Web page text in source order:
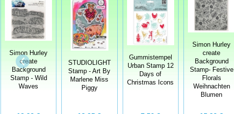
Simon Hurley
create
Background
Stamp - Wild
Waves
STUDIOLIGHT
Stamp - Art By
Marlene Miss
Piggy
Gummistempel
Urban Stamp 12
Days of
Christmas Icons
Simon Hurley
create
Background
Stamp- Festive
Florals
Weihnachten
Blumen